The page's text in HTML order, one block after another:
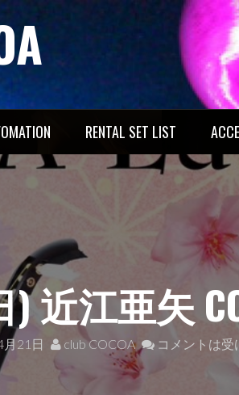
RENTAL SET LIST
近江亜矢
21日 club COCOA コメントは受